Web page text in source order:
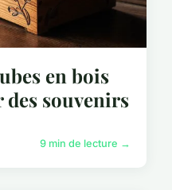
en bois
souvenirs
9 min de lecture →